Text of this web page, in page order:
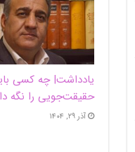
یادداشت| ‌چه کسی
حقیقت‌جویی را نگه
آذر ۲۹, ۱۴۰۴